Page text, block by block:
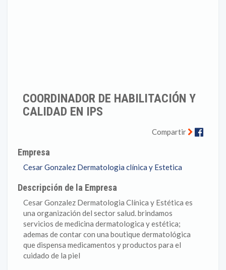
COORDINADOR DE HABILITACIÓN Y
CALIDAD EN IPS
Compartir
Empresa
Cesar Gonzalez Dermatologia clínica y Estetica
Descripción de la Empresa
Cesar Gonzalez Dermatologia Clínica y Estética es
una organización del sector salud. brindamos
servicios de medicina dermatologica y estética;
ademas de contar con una boutique dermatológica
que dispensa medicamentos y productos para el
cuidado de la piel